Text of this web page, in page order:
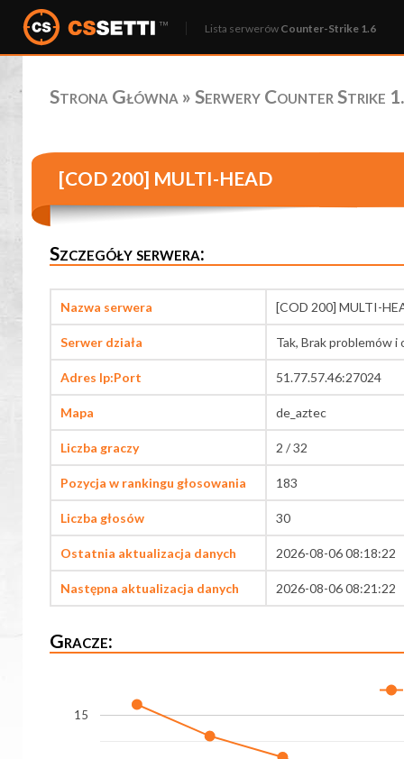
Lista serwerów Counter-Strike 1.6
Strona Główna » Serwery Counter Strike
[COD 200] MULTI-HEAD
Szczegóły serwera:
Nazwa serwera [COD 200] MULTI-
Serwer działa Tak, Brak problemów i
Adres Ip:Port 51.77.57.46:27024
Mapa de_aztec
Liczba graczy 2 / 32
Pozycja w rankingu głosowania 183
Liczba głosów 30
Ostatnia aktualizacja danych 2026-08-06 08:18:22
Następna aktualizacja danych 2026-08-06 08:21:22
Gracze:
15